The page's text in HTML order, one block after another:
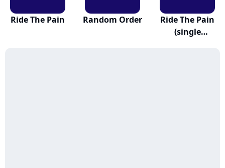
Ride The Pain Random Order
Ride The Pain
(single